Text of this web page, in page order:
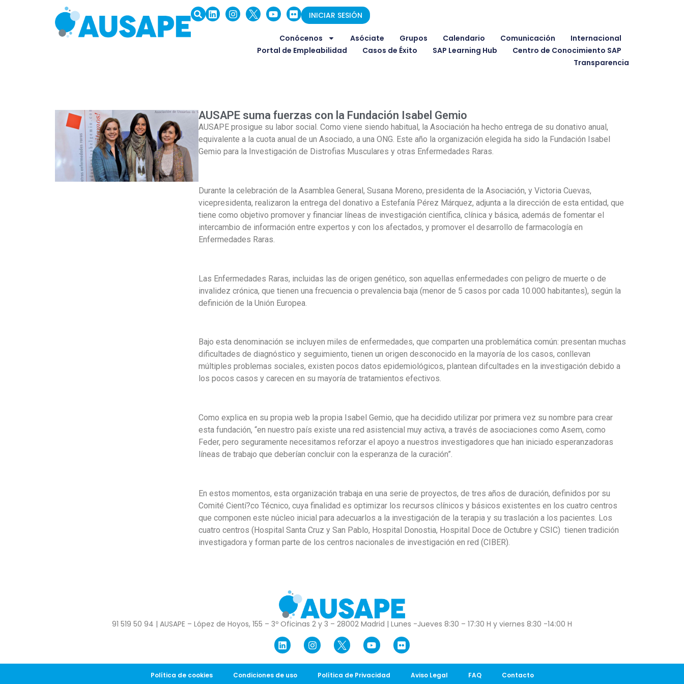
INICIAR SESIÓN
Conócenos Asóciate Grupos Calendario Comunicación
Internacional
Portal de Empleabilidad
Casos de Éxito SAP Learning Hub
Centro de Conocimiento SAP
Transparencia
AUSAPE suma fuerzas con la Fundación Isabel Gemio
AUSAPE prosigue su labor social. Como viene siendo habitual, la Asociación ha hecho entrega de su donativo anual,
equivalente a la cuota anual de un Asociado, a una ONG. Este año la organización elegida ha sido la Fundación Isabel
Gemio para la Investigación de Distrofias Musculares y otras Enfermedades Raras.
Durante la celebración de la Asamblea General, Susana Moreno, presidenta de la Asociación, y Victoria Cuevas,
vicepresidenta, realizaron la entrega del donativo a Estefanía Pérez Márquez, adjunta a la dirección de esta entidad, que
tiene como objetivo promover y financiar líneas de investigación científica, clínica y básica, además de fomentar el
intercambio de información entre expertos y con los afectados, y promover el desarrollo de farmacología en
Enfermedades Raras.
Las Enfermedades Raras, incluidas las de origen genético, son aquellas enfermedades con peligro de muerte o de
invalidez crónica, que tienen una frecuencia o prevalencia baja (menor de 5 casos por cada 10.000 habitantes), según la
definición de la Unión Europea.
Bajo esta denominación se incluyen miles de enfermedades, que comparten una problemática común: presentan muchas
dificultades de diagnóstico y seguimiento, tienen un origen desconocido en la mayoría de los casos, conllevan
múltiples problemas sociales, existen pocos datos epidemiológicos, plantean difcultades en la investigación debido a
los pocos casos y carecen en su mayoría de tratamientos efectivos.
Como explica en su propia web la propia Isabel Gemio, que ha decidido utilizar por primera vez su nombre para crear
esta fundación, “en nuestro país existe una red asistencial muy activa, a través de asociaciones como Asem, como
Feder, pero seguramente necesitamos reforzar el apoyo a nuestros investigadores que han iniciado esperanzadoras
líneas de trabajo que deberían concluir con la esperanza de la curación”.
En estos momentos, esta organización trabaja en una serie de proyectos, de tres años de duración, definidos por su
Comité Cientí?co Técnico, cuya finalidad es optimizar los recursos clínicos y básicos existentes en los cuatro centros
que componen este núcleo inicial para adecuarlos a la investigación de la terapia y su traslación a los pacientes. Los
cuatro centros (Hospital Santa Cruz y San Pablo, Hospital Donostia, Hospital Doce de Octubre y CSIC) tienen tradición
investigadora y forman parte de los centros nacionales de investigación en red (CIBER).
91 519 50 94 | AUSAPE – López de Hoyos, 155 – 3º Oficinas 2 y 3 – 28002 Madrid | Lunes -Jueves 8:30 – 17:30 H y viernes 8:30 -14:00 H
Política de cookies Condiciones de uso Política de Privacidad Aviso Legal FAQ Contacto